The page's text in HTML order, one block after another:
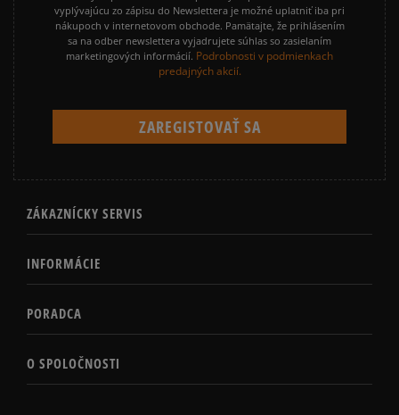
vyplývajúcu zo zápisu do Newslettera je možné uplatniť iba pri
nákupoch v internetovom obchode. Pamätajte, že prihlásením
sa na odber newslettera vyjadrujete súhlas so zasielaním
marketingových informácií. Podrobnosti v podmienkach
predajných akcií.
ZÁKAZNÍCKY SERVIS
INFORMÁCIE
PORADCA
O SPOLOČNOSTI